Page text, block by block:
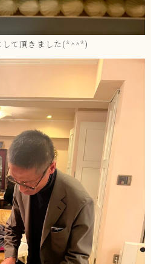
して頂きました(*^^*)